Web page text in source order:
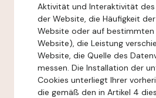
Aktivität und Interaktivität des
der Website, die Häufigkeit
Website oder auf bestimmten
Website), die Leistung
Website, die Quelle des
messen. Die Installation der
Cookies unterliegt Ihrer
die gemäß den in Artikel 4